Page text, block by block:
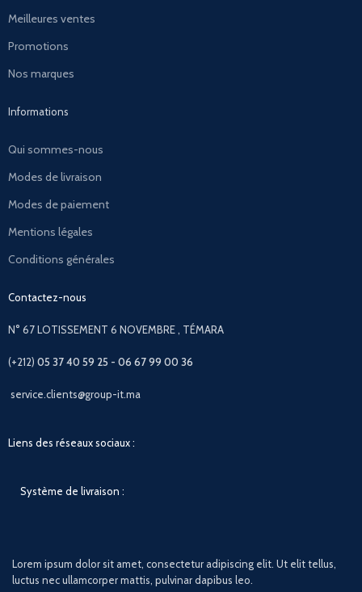
Meilleures ventes
Promotions
Nos marques
Informations
Qui sommes-nous
Modes de livraison
Modes de paiement
Mentions légales
Conditions générales
Contactez-nous
N° 67 LOTISSEMENT 6 NOVEMBRE , TÉMARA
(+212)05 37 40 59 25 - 06 67 99 00 36
service.clients@group-it.ma
Liens des réseaux sociaux :
Système de livraison :
Lorem ipsum dolor sit amet, consectetur adipiscing elit. Ut elit tellus,
luctus nec ullamcorper mattis, pulvinar dapibus leo.